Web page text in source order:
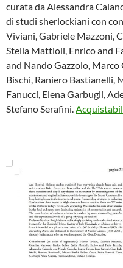
o
k
r
curata da Alessandra
di studi sherlockiani con
Viviani, Gabriele Mazzoni,
Stella Mattioli, Enrico and
and Nando Gazzolo, Marco
Bischi, Raniero Bastianelli,
Fanucci, Elena Garbugli,
Stefano Serafini.